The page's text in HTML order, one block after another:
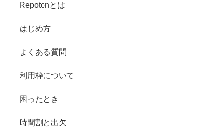
Repotonとは
はじめ方
よくある質問
利用枠について
困ったとき
時間割と出欠